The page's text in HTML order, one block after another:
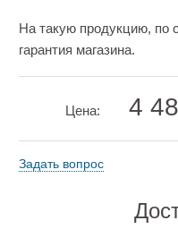
На такую продукцию, по
гарантия магазина.
Цена: 4
Задать вопрос